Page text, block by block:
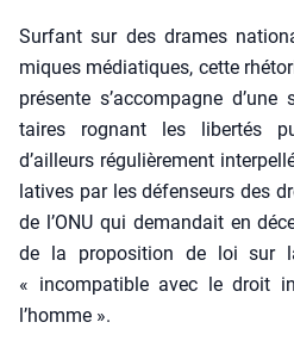
Sur­fant sur des drames
miques média­tiques, cette
pré­sente s’ac­com­pagne
taires rognant les liber­tés
d’ailleurs régu­liè­re­ment
la­tives par les défen­seurs des
de l’ONU qui deman­dait en
de la pro­po­si­tion de loi sur
« incom­pa­tible avec le droit
l’homme ».